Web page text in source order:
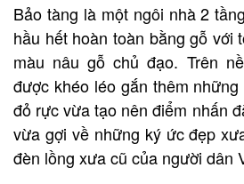
Bảo tàng là một ngôi nhà 2
hầu hết hoàn toàn bằng gỗ với
màu nâu gỗ chủ đạo. Trên
được khéo léo gắn thêm
đỏ rực vừa tạo nên điểm nhấn
vừa gợi về những ký ức đẹp
đèn lồng xưa cũ của người dân